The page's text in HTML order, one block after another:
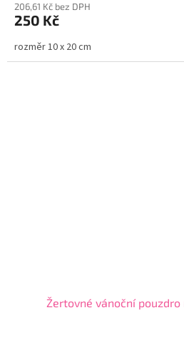
206,61 Kč bez DPH
250 Kč
rozměr 10 x 20 cm
Žertovné vánoční pouzdro